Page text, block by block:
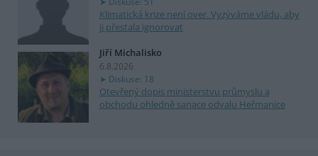
Klimatická krize není over. Vyzýváme vládu, aby
ji přestala ignorovat
Jiří Michalisko
6.8.2026
Diskuse: 18
Otevřený dopis ministerstvu průmyslu a
obchodu ohledně sanace odvalu Heřmanice